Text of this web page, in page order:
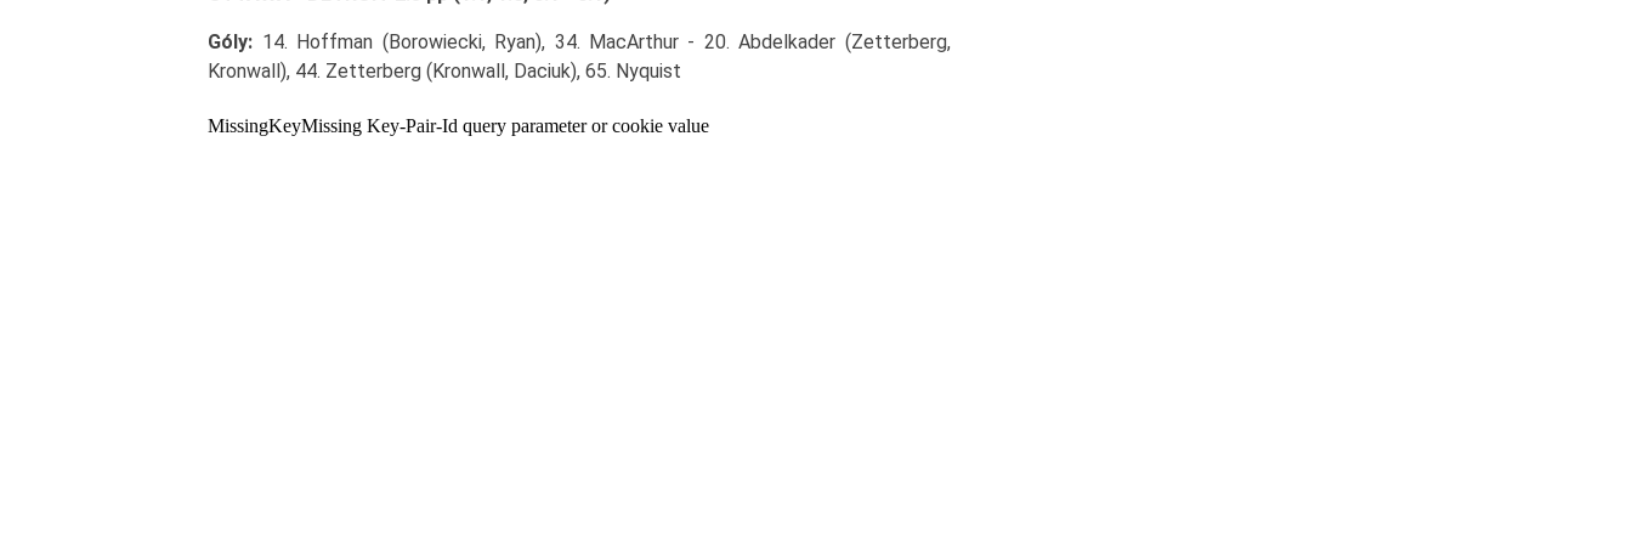
Góly: 14. Hoffman (Borowiecki, Ryan), 34. MacArthur - 20. Abdelkader (Zetterberg,
Kronwall), 44. Zetterberg (Kronwall, Daciuk), 65. Nyquist